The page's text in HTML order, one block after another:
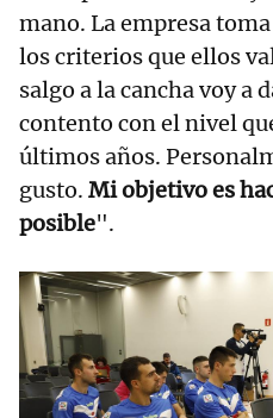
mano. La empresa
los criterios que ellos
salgo a la cancha voy a
contento con el nivel
últimos años.
gusto. Mi objetivo es
posible".